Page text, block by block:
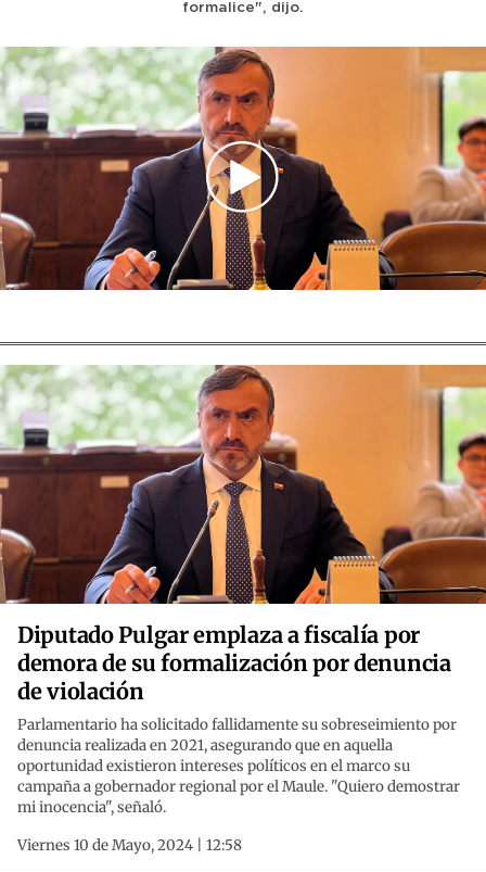
formalice", dijo.
Diputado Pulgar emplaza a fiscalía por
demora de su formalización por denuncia
de violación
Parlamentario ha solicitado fallidamente su sobreseimiento por
denuncia realizada en 2021, asegurando que en aquella
oportunidad existieron intereses políticos en el marco su
campaña a gobernador regional por el Maule. "Quiero demostrar
mi inocencia", señaló.
Viernes 10 de Mayo, 2024 | 12:58